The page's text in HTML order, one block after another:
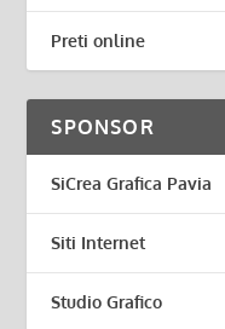
Preti online
SPONSOR
SiCrea Grafica Pavia
Siti Internet
Studio Grafico